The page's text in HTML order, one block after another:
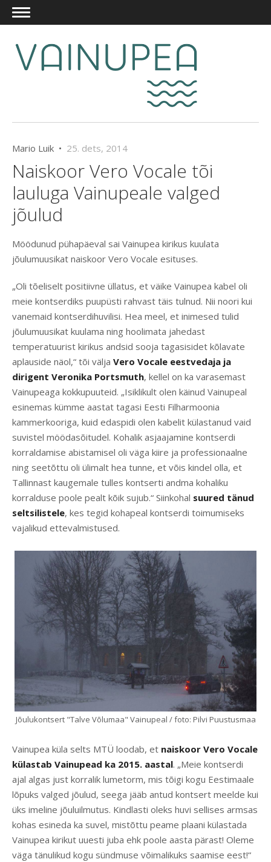
Mario Luik • 25. dets, 2014
Naiskoor Vero Vocale tõi
lauluga Vainupeale valged
jõulud
Möödunud pühapäeval sai Vainupea kirikus kuulata
jõulumuusikat naiskoor Vero Vocale esituses.
„Oli tõeliselt positiivne üllatus, et väike Vainupea kabel oli
meie kontserdiks puupüsti rahvast täis tulnud. Nii noori kui
vanemaid kontserdihuvilisi. Hea meel, et inimesed tulid
jõulumuusikat kuulama ning hoolimata jahedast
temperatuurist kirikus andsid sooja tagasisidet kõlavate
aplauside näol,“ tõi välja Vero Vocale eestvedaja ja
dirigent Veronika Portsmuth, kellel on ka varasemast
Vainupeaga kokkupuuteid. „Isiklikult olen käinud Vainupeal
esinemas kümme aastat tagasi Eesti Filharmoonia
kammerkooriga, kuid edaspidi olen kabelit külastanud vaid
suvistel möödasõitudel. Kohalik asjaajamine kontserdi
korraldamise abistamisel oli väga kiire ja professionaalne
ning seetõttu oli ülimalt hea tunne, et võis kindel olla, et
Tallinnast kaugemale tulles kontserti andma kohaliku
korralduse poole pealt kõik sujub.“ Siinkohal suured tänud
seltsilistele, kes tegid kohapeal kontserdi toimumiseks
vajalikud ettevalmistused.
Jõulukontsert "Talve Võlumaa" Vainupeal / foto: Pilvi Puustusmaa
Vainupea küla selts MTÜ loodab, et naiskoor Vero Vocale
külastab Vainupead ka 2015. aastal. „Meie kontserdi
ajal algas just korralik lumetorm, mis tõigi kogu Eestimaale
lõpuks valged jõulud, seega jääb antud kontsert meelde kui
üks imeline jõuluilmutus. Kindlasti oleks huvi sellises armsas
kohas esineda ka suvel, mistõttu peame plaani külastada
Vainupea kirikut uuesti juba ehk poole aasta pärast! Oleme
väga tänulikud kogu sündmuse võimalikuks saamise eest!“